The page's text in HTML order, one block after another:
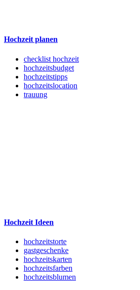
Hochzeit planen
checklist hochzeit
hochzeitsbudget
hochzeitstipps
hochzeitslocation
trauung
Hochzeit Ideen
hochzeitstorte
gastgeschenke
hochzeitskarten
hochzeitsfarben
hochzeitsblumen